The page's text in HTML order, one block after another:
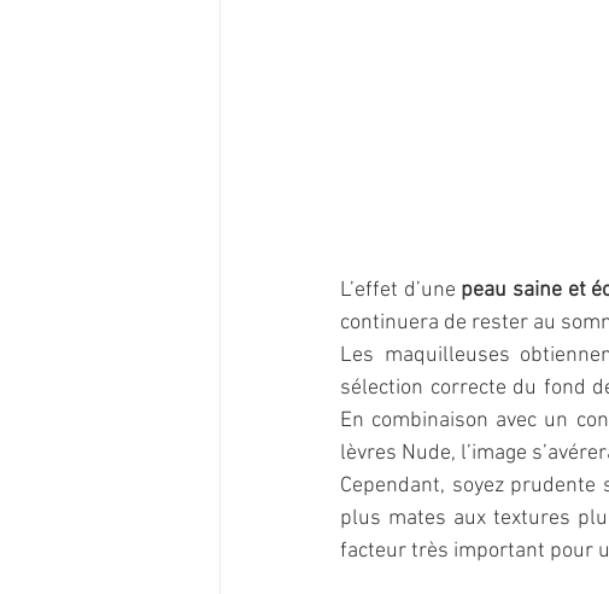
L’effet d’une peau saine et
continuera de rester au
Les maquilleuses
sélection correcte du fond
En combinaison avec un
lèvres Nude, l’image
Cependant, soyez
plus mates aux textures
facteur très important pour